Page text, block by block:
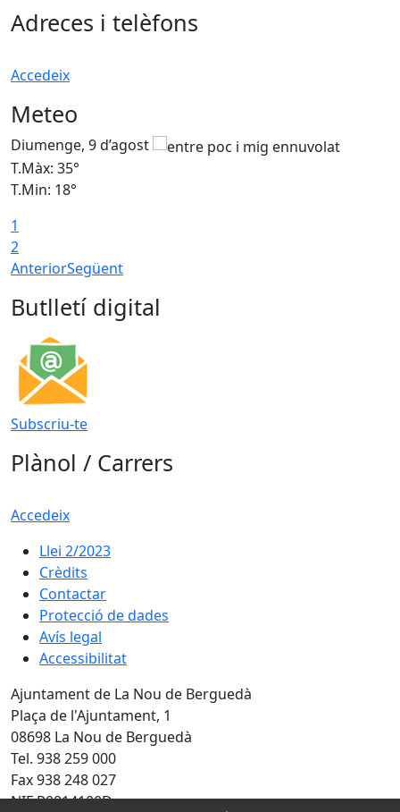
Adreces i telèfons
Accedeix
Meteo
Diumenge, 9 d’agost
T.Màx: 35°
T.Min: 18°
1
2
AnteriorSegüent
Butlletí digital
Subscriu-te
Plànol / Carrers
Accedeix
Llei 2/2023
Crèdits
Contactar
Protecció de dades
Avís legal
Accessibilitat
Ajuntament de La Nou de Berguedà
Plaça de l'Ajuntament, 1
08698 La Nou de Berguedà
Tel. 938 259 000
Fax 938 248 027
NIF P0814100D